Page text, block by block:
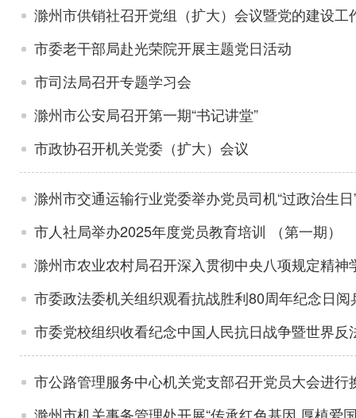
滁州市供销社召开党组（扩大）会议暨党的建设工
市委老干部局赴光荣院开展主题党日活动
市司法局召开专题学习会
滁州市公安局召开第一期“书记讲堂”
市政协召开机关党委（扩大）会议
滁州市交通运输行业党委举办党员司机“过政治生日
市人社局举办2025年度党员教育培训 （第一期）
滁州市农业农村局召开深入贯彻中央八项规定精神
市委政法委机关组织观看抗战胜利80周年纪念日阅
市委党校组织收看纪念中国人民抗日战争暨世界
市公路管理服务中心机关党支部召开党员大会进行